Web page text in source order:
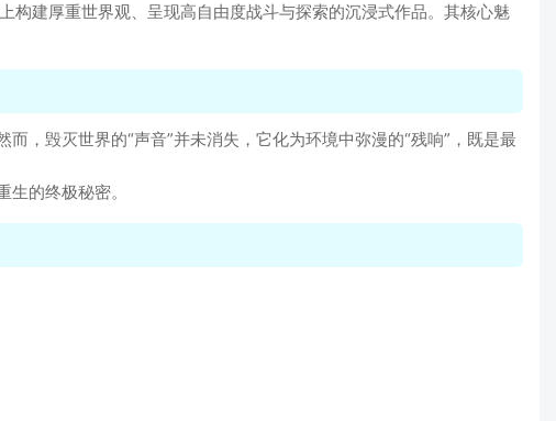
构建厚重世界观、呈现高自由度战斗与探索的沉浸式作品。其核心魅
，毁灭世界的“声音”并未消失，它化为环境中弥漫的“残响”，既是最
的终极秘密。